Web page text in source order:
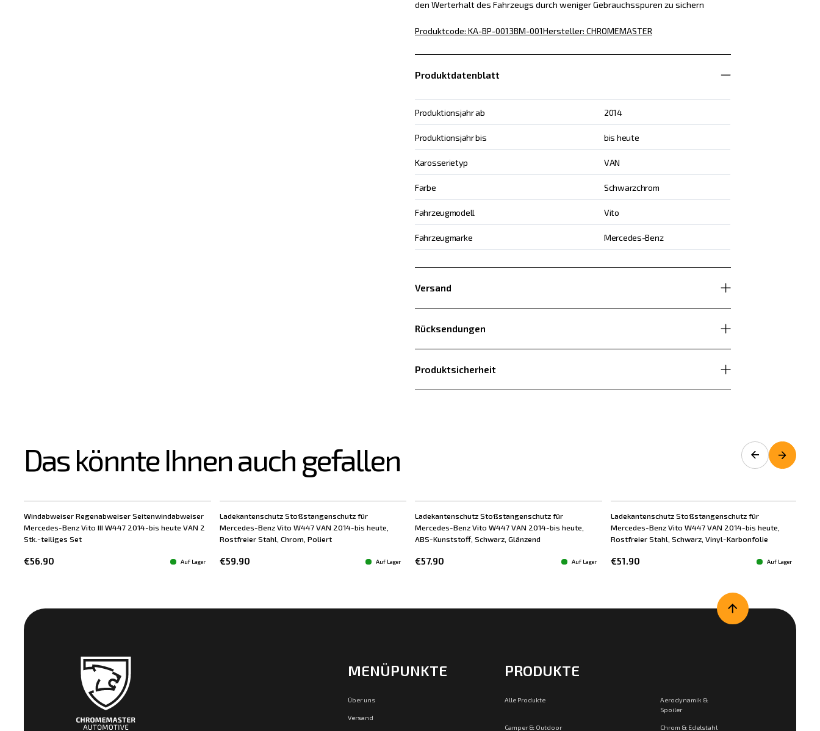
den Werterhalt des Fahrzeugs durch weniger Gebrauchsspuren zu sichern
Produktcode: KA-BP-0013BM-001Hersteller: CHROMEMASTER
Produktdatenblatt
Produktionsjahr ab 2014
Produktionsjahr bis bis heute
Karosserietyp VAN
Farbe Schwarzchrom
Fahrzeugmodell Vito
Fahrzeugmarke Mercedes-Benz
Versand
Rücksendungen
Produktsicherheit
Das könnte Ihnen auch gefallen
Windabweiser Regenabweiser Seitenwindabweiser
Mercedes-Benz Vito III W447 2014-bis heute VAN 2
Stk.-teiliges Set
€56.90 Auf Lager
Ladekantenschutz Stoßstangenschutz für
Mercedes-Benz Vito W447 VAN 2014-bis heute,
Rostfreier Stahl, Chrom, Poliert
€59.90 Auf Lager
Ladekantenschutz Stoßstangenschutz für
Mercedes-Benz Vito W447 VAN 2014-bis heute,
ABS-Kunststoff, Schwarz, Glänzend
€57.90 Auf Lager
Ladekantenschutz Stoßstangenschutz für
Mercedes-Benz Vito W447 VAN 2014-bis heute,
Rostfreier Stahl, Schwarz, Vinyl-Karbonfolie
€51.90 Auf Lager
MENÜPUNKTE
Über uns
Versand
PRODUKTE
Alle Produkte
Aerodynamik &
Spoiler
Camper & Outdoor Chrom & Edelstahl